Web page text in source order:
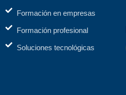
Formación en empresas
Formación profesional
Soluciones tecnológicas